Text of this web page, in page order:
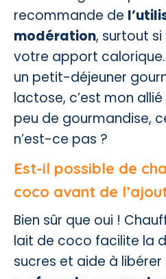
recommande de
modération, surtout si
votre apport
un petit-déjeuner
lactose, c’est mon allié
peu de gourmandise,
n’est-ce pas ?
Est-il possible de
coco avant de
Bien sûr que oui !
lait de coco facilite la
sucres et aide à